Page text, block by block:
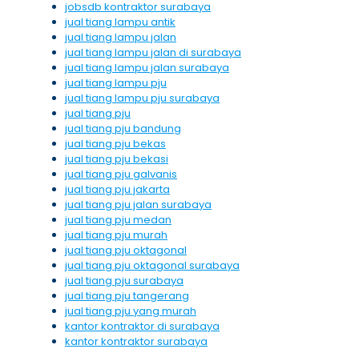
jobsdb kontraktor surabaya
jual tiang lampu antik
jual tiang lampu jalan
jual tiang lampu jalan di surabaya
jual tiang lampu jalan surabaya
jual tiang lampu pju
jual tiang lampu pju surabaya
jual tiang pju
jual tiang pju bandung
jual tiang pju bekas
jual tiang pju bekasi
jual tiang pju galvanis
jual tiang pju jakarta
jual tiang pju jalan surabaya
jual tiang pju medan
jual tiang pju murah
jual tiang pju oktagonal
jual tiang pju oktagonal surabaya
jual tiang pju surabaya
jual tiang pju tangerang
jual tiang pju yang murah
kantor kontraktor di surabaya
kantor kontraktor surabaya